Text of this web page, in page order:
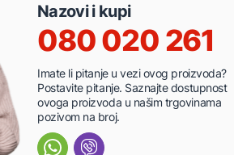
Nazovi i kupi
080 020 261
Imate li pitanje u vezi ovog proizvoda?
Postavite pitanje. Saznajte dostupnost
ovoga proizvoda u našim trgovinama
pozivom na broj.